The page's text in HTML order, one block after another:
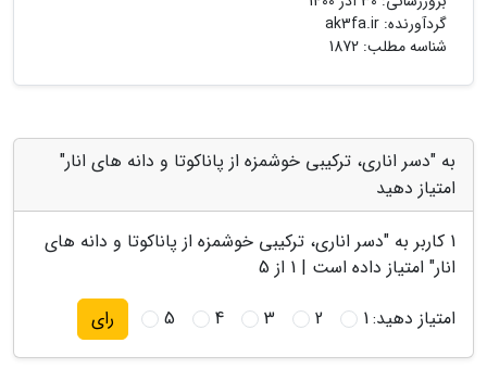
گردآورنده: ak3fa.ir
شناسه مطلب: 1872
به "دسر اناری، ترکیبی خوشمزه از پاناکوتا و دانه های انار"
امتیاز دهید
1 کاربر به "دسر اناری، ترکیبی خوشمزه از پاناکوتا و دانه های
انار" امتیاز داده است | 1 از 5
امتیاز دهید:1
2
3
4
5 رای